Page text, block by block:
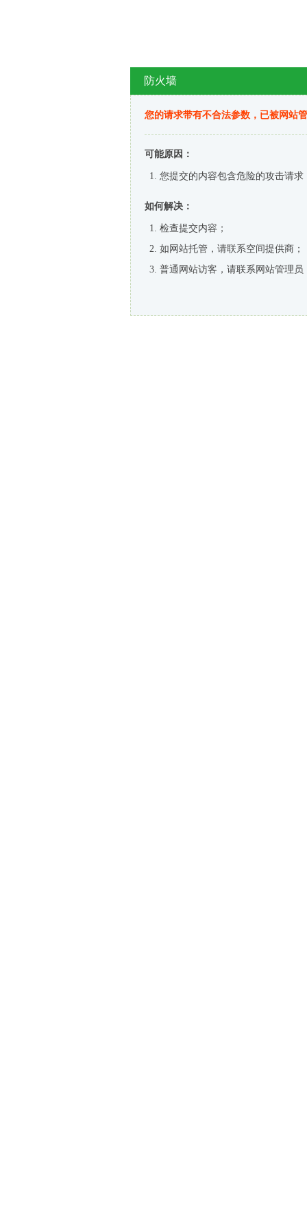
防火墙
您的请求带有不合法参数，已被网站
可能原因：
您提交的内容包含危险的攻击请求
如何解决：
检查提交内容；
如网站托管，请联系空间提供商；
普通网站访客，请联系网站管理员